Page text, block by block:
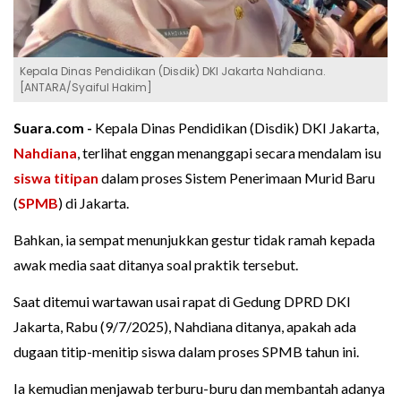
Kepala Dinas Pendidikan (Disdik) DKI Jakarta Nahdiana.
[ANTARA/Syaiful Hakim]
Suara.com - Kepala Dinas Pendidikan (Disdik) DKI Jakarta,
Nahdiana, terlihat enggan menanggapi secara mendalam isu
siswa titipan dalam proses Sistem Penerimaan Murid Baru
(SPMB) di Jakarta.
Bahkan, ia sempat menunjukkan gestur tidak ramah kepada
awak media saat ditanya soal praktik tersebut.
Saat ditemui wartawan usai rapat di Gedung DPRD DKI
Jakarta, Rabu (9/7/2025), Nahdiana ditanya, apakah ada
dugaan titip-menitip siswa dalam proses SPMB tahun ini.
Ia kemudian menjawab terburu-buru dan membantah adanya